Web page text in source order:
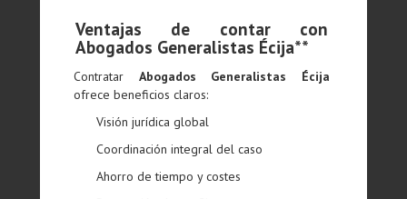
Ventajas de contar con
Abogados Generalistas Écija**
Contratar Abogados Generalistas Écija
ofrece beneficios claros:
Visión jurídica global
Coordinación integral del caso
Ahorro de tiempo y costes